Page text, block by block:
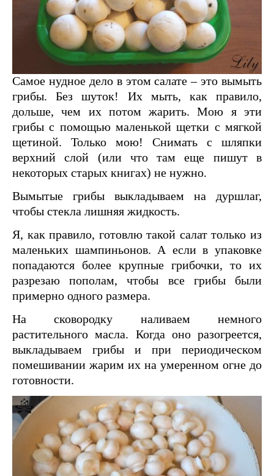
Самое нудное дело в этом салате – это вымыть
грибы. Без шуток! Их мыть, как правило,
дольше, чем их потом жарить. Мою я эти
грибы с помощью маленькой щетки с мягкой
щетиной. Только мою! Снимать с шляпки
верхний слой (или что там еще пишут в
некоторых старых книгах) не нужно.
Вымытые грибы выкладываем на дуршлаг,
чтобы стекла лишняя жидкость.
Я, как правило, готовлю такой салат только из
маленьких шампиньонов. А если в упаковке
попадаются более крупные грибочки, то их
разрезаю пополам, чтобы все грибы были
примерно одного размера.
На сковородку наливаем немного
растительного масла. Когда оно разогреется,
выкладываем грибы и при периодическом
помешивании жарим их на умеренном огне до
готовности.